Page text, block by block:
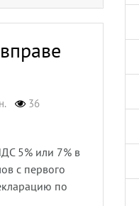
36
5% или 7% в
с первого
по